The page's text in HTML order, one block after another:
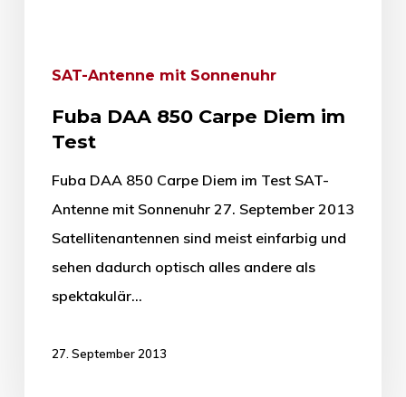
SAT-Antenne mit Sonnenuhr
Fuba DAA 850 Carpe Diem im
Test
Fuba DAA 850 Carpe Diem im Test SAT-
Antenne mit Sonnenuhr 27. September 2013
Satellitenantennen sind meist einfarbig und
sehen dadurch optisch alles andere als
spektakulär…
27. September 2013